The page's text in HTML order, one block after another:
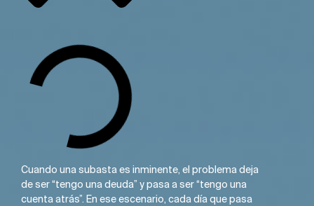
Cuando una subasta es inminente, el problema deja
de ser “tengo una deuda” y pasa a ser “tengo una
cuenta atrás”. En ese escenario, cada día que pasa